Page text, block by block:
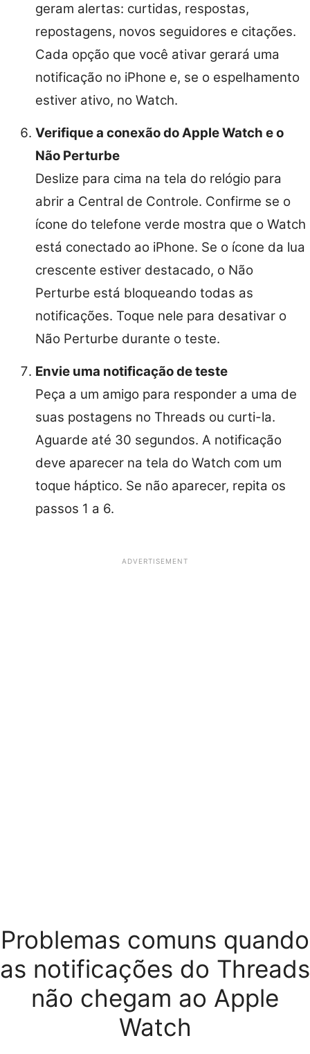
geram alertas: curtidas, respostas,
repostagens, novos seguidores e citações.
Cada opção que você ativar gerará uma
notificação no iPhone e, se o espelhamento
estiver ativo, no Watch.
Verifique a conexão do Apple Watch e o
Não Perturbe
Deslize para cima na tela do relógio para
abrir a Central de Controle. Confirme se o
ícone do telefone verde mostra que o Watch
está conectado ao iPhone. Se o ícone da lua
crescente estiver destacado, o Não
Perturbe está bloqueando todas as
notificações. Toque nele para desativar o
Não Perturbe durante o teste.
Envie uma notificação de teste
Peça a um amigo para responder a uma de
suas postagens no Threads ou curti-la.
Aguarde até 30 segundos. A notificação
deve aparecer na tela do Watch com um
toque háptico. Se não aparecer, repita os
passos 1 a 6.
ADVERTISEMENT
Problemas comuns quando
as notificações do Threads
não chegam ao Apple
Watch